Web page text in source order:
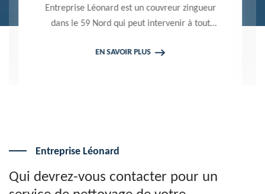
Peintre professionnel dans le 59 Nord,
Entreprise Léonard utilise des produits de
pavé. Propose un devis gratuit qui ne vous
EN SAVOIR PLUS
Entreprise Léonard
Qui devrez-vous contacter pour un